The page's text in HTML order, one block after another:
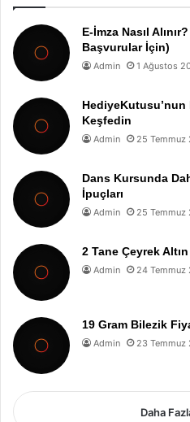
E-İmza Nasıl
Başvurular İçin)
Admin 1 Ağustos
HediyeKutusu’nun
Keşfedin
Admin 25 Temmuz
Dans Kursunda
İpuçları
Admin 25 Temmuz
2 Tane Çeyrek
Admin 24 Temmuz
19 Gram Bilezik
Admin 23 Temmuz
Daha